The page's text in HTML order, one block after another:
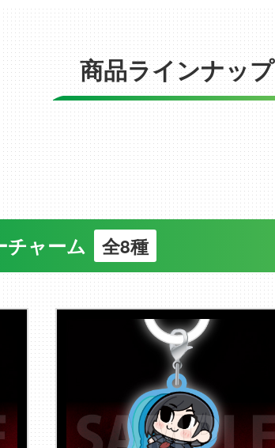
商品ラインナップ
チャーム 全8種